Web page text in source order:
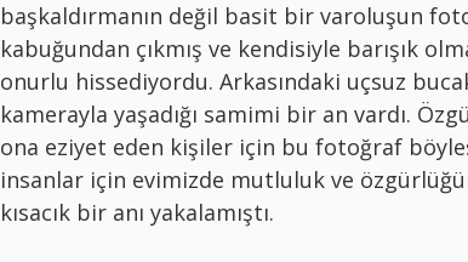
başkaldırmanın değil basit bir varoluşun
kabuğundan çıkmış ve kendisiyle barışık
onurlu hissediyordu. Arkasındaki uçsuz
kamerayla yaşadığı samimi bir an vardı.
ona eziyet eden kişiler için bu fotoğraf
insanlar için evimizde mutluluk ve
kısacık bir anı yakalamıştı.